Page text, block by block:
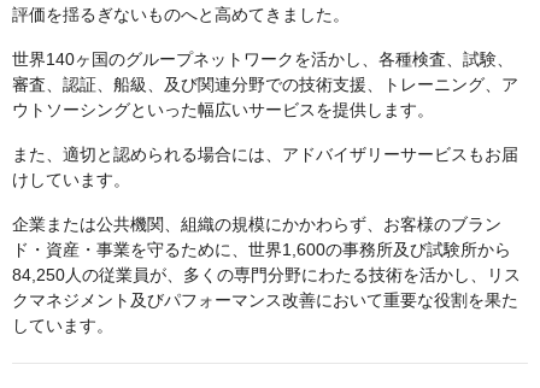
評価を揺るぎないものへと高めてきました。
世界140ヶ国のグループネットワークを活かし、各種検査、試験、
審査、認証、船級、及び関連分野での技術支援、トレーニング、ア
ウトソーシングといった幅広いサービスを提供します。
また、適切と認められる場合には、アドバイザリーサービスもお届
けしています。
企業または公共機関、組織の規模にかかわらず、お客様のブラン
ド・資産・事業を守るために、世界1,600の事務所及び試験所から
84,250人の従業員が、多くの専門分野にわたる技術を活かし、リス
クマネジメント及びパフォーマンス改善において重要な役割を果た
しています。